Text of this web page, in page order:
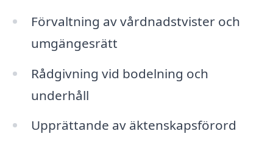
Förvaltning av vårdnadstvister och
umgängesrätt
Rådgivning vid bodelning och
underhåll
Upprättande av äktenskapsförord